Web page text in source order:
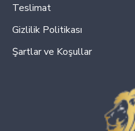
Teslimat
Gizlilik Politikası
Şartlar ve Koşullar